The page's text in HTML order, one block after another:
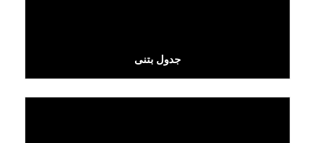
جدول بتنی